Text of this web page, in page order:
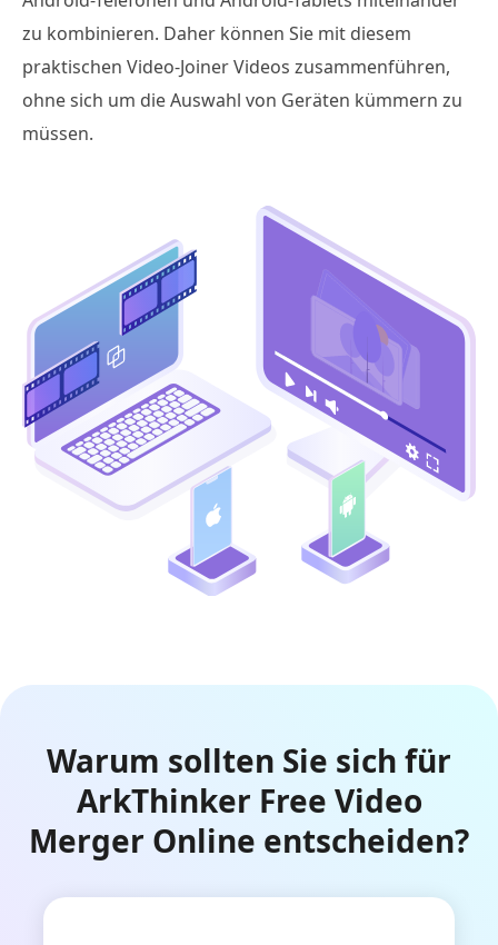
zu kombinieren. Daher können Sie mit diesem
praktischen Video-Joiner Videos zusammenführen,
ohne sich um die Auswahl von Geräten kümmern zu
müssen.
Warum sollten Sie sich für
ArkThinker Free Video
Merger Online entscheiden?